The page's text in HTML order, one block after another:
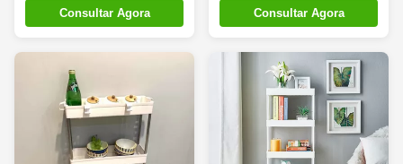
rodasConsultar Agora
LockableConsultar Agora